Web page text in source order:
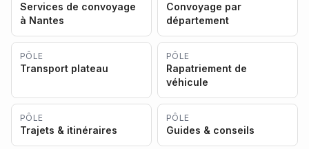
Services de convoyage
à Nantes
Convoyage par
département
PÔLE
Transport plateau
PÔLE
Rapatriement de
véhicule
PÔLE
Trajets & itinéraires
PÔLE
Guides & conseils